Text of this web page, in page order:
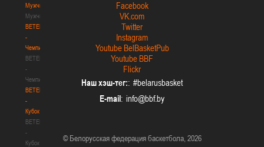
Мужчины
Мужчины
BETERA
-
Чемпионат
BETERA
-
Чемпионат
BETERA
-
Кубок
BETERA
-
Кубок
Facebook
VK.com
Twitter
Instagram
Youtube BelBasketPub
Youtube BBF
Flickr
Наш хэш-тег:: #belarusbasket
E-mail:
© Белорусская федерация баскетбола, 2026